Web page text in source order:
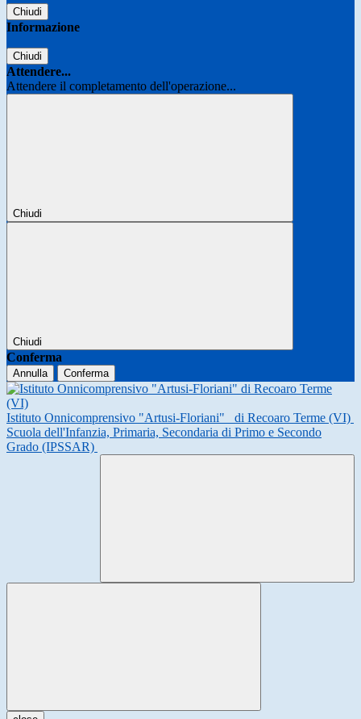
Chiudi
Informazione
Chiudi
Attendere...
Attendere il completamento dell'operazione...
Chiudi
Chiudi
Conferma
Annulla Conferma
Istituto Onnicomprensivo "Artusi-Floriani"
di Recoaro Terme (VI)
Scuola dell'Infanzia, Primaria, Secondaria di Primo e Secondo
Grado (IPSSAR)